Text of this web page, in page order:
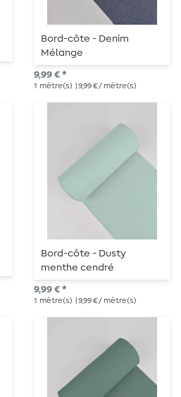
Bord-côte - Denim
Mélange
9,99 € *
1 mètre(s) | 9,99 € / mètre(s)
Bord-côte - Dusty
menthe cendré
9,99 € *
1 mètre(s) | 9,99 € / mètre(s)